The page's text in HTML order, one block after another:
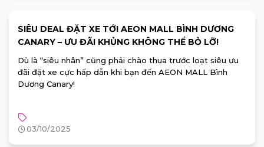
SIÊU DEAL ĐẶT XE TỚI AEON MALL BÌNH DƯƠNG
CANARY – ƯU ĐÃI KHỦNG KHÔNG THỂ BỎ LỠ!
Dù là “siêu nhân” cũng phải chào thua trước loạt siêu ưu
đãi đặt xe cực hấp dẫn khi bạn đến AEON MALL Bình
Dương Canary!
03/10/2025